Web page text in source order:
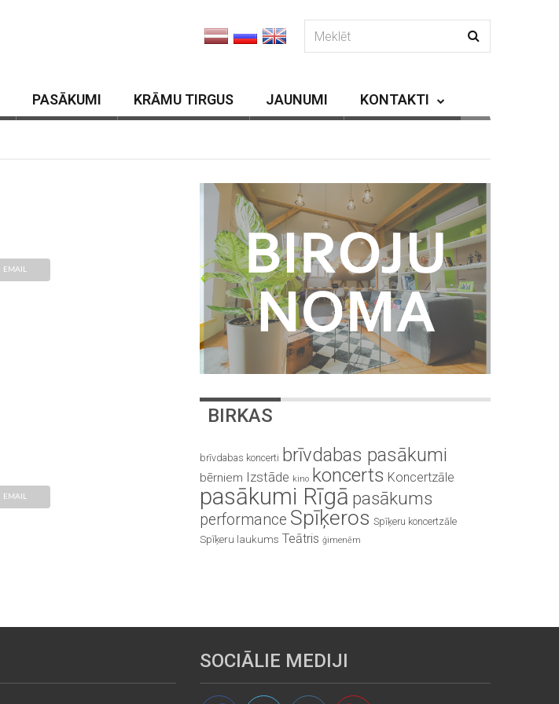
PASĀKUMI KRĀMU TIRGUS JAUNUMI KONTAKTI
EMAIL
EMAIL
BIRKAS
brīvdabas koncerti brīvdabas pasākumi
bērniem Izstāde kino koncerts Koncertzāle
pasākumi Rīgā pasākums
performance Spīķeros Spīķeru koncertzāle
Spīķeru laukums Teātris ģimenēm
SOCIĀLIE MEDIJI